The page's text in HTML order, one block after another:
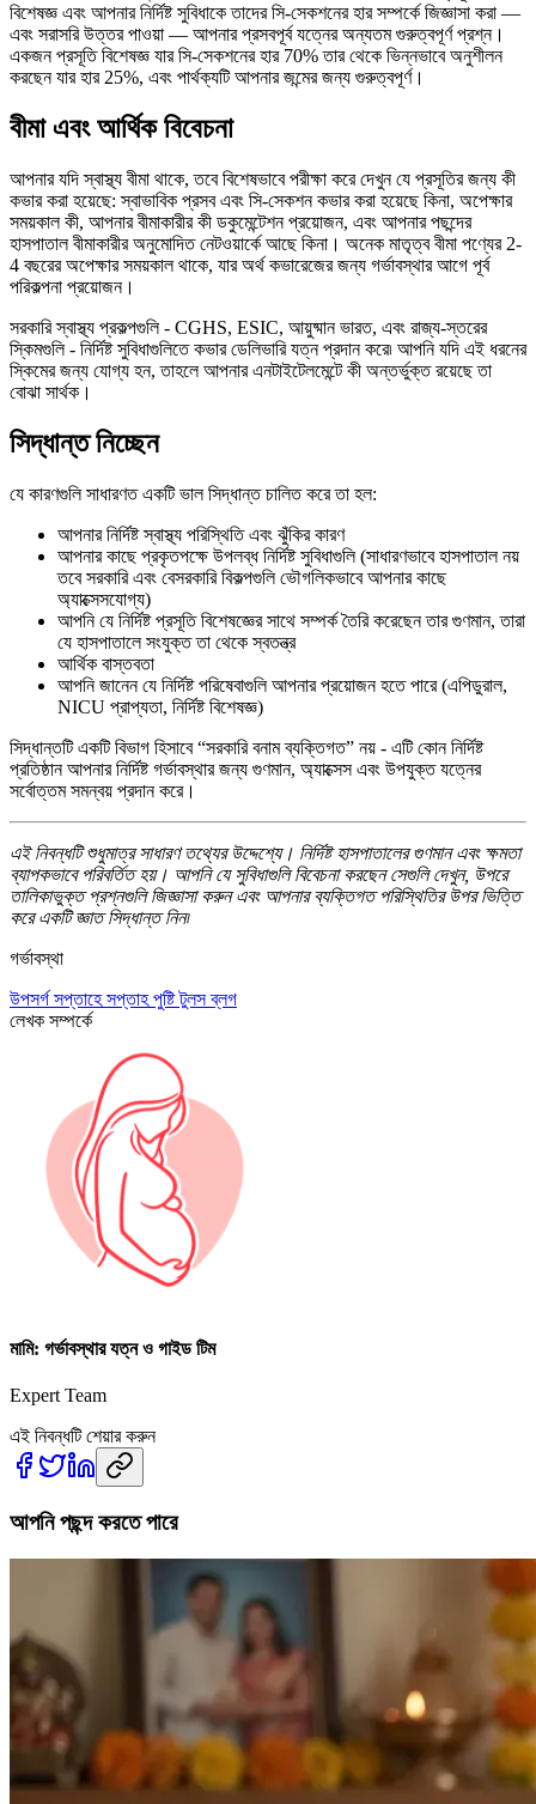
বিশেষজ্ঞ এবং আপনার নির্দিষ্ট সুবিধাকে তাদের সি-সেকশনের হার সম্পর্কে জিজ্ঞাসা করা —
এবং সরাসরি উত্তর পাওয়া — আপনার প্রসবপূর্ব যত্নের অন্যতম গুরুত্বপূর্ণ প্রশ্ন।
একজন প্রসূতি বিশেষজ্ঞ যার সি-সেকশনের হার 70% তার থেকে ভিন্নভাবে অনুশীলন
করছেন যার হার 25%, এবং পার্থক্যটি আপনার জন্মের জন্য গুরুত্বপূর্ণ।
বীমা এবং আর্থিক বিবেচনা
আপনার যদি স্বাস্থ্য বীমা থাকে, তবে বিশেষভাবে পরীক্ষা করে দেখুন যে প্রসূতির জন্য কী
কভার করা হয়েছে: স্বাভাবিক প্রসব এবং সি-সেকশন কভার করা হয়েছে কিনা, অপেক্ষার
সময়কাল কী, আপনার বীমাকারীর কী ডকুমেন্টেশন প্রয়োজন, এবং আপনার পছন্দের
হাসপাতাল বীমাকারীর অনুমোদিত নেটওয়ার্কে আছে কিনা। অনেক মাতৃত্ব বীমা পণ্যের 2-
4 বছরের অপেক্ষার সময়কাল থাকে, যার অর্থ কভারেজের জন্য গর্ভাবস্থার আগে পূর্ব
পরিকল্পনা প্রয়োজন।
সরকারি স্বাস্থ্য প্রকল্পগুলি - CGHS, ESIC, আয়ুষ্মান ভারত, এবং রাজ্য-স্তরের
স্কিমগুলি - নির্দিষ্ট সুবিধাগুলিতে কভার ডেলিভারি যত্ন প্রদান করে৷ আপনি যদি এই ধরনের
স্কিমের জন্য যোগ্য হন, তাহলে আপনার এনটাইটেলমেন্টে কী অন্তর্ভুক্ত রয়েছে তা
বোঝা সার্থক।
সিদ্ধান্ত নিচ্ছেন
যে কারণগুলি সাধারণত একটি ভাল সিদ্ধান্ত চালিত করে তা হল:
আপনার নির্দিষ্ট স্বাস্থ্য পরিস্থিতি এবং ঝুঁকির কারণ
আপনার কাছে প্রকৃতপক্ষে উপলব্ধ নির্দিষ্ট সুবিধাগুলি (সাধারণভাবে হাসপাতাল নয়
তবে সরকারি এবং বেসরকারি বিকল্পগুলি ভৌগলিকভাবে আপনার কাছে
অ্যাক্সেসযোগ্য)
আপনি যে নির্দিষ্ট প্রসূতি বিশেষজ্ঞের সাথে সম্পর্ক তৈরি করেছেন তার গুণমান, তারা
যে হাসপাতালে সংযুক্ত তা থেকে স্বতন্ত্র
আর্থিক বাস্তবতা
আপনি জানেন যে নির্দিষ্ট পরিষেবাগুলি আপনার প্রয়োজন হতে পারে (এপিডুরাল,
NICU প্রাপ্যতা, নির্দিষ্ট বিশেষজ্ঞ)
সিদ্ধান্তটি একটি বিভাগ হিসাবে “সরকারি বনাম ব্যক্তিগত” নয় - এটি কোন নির্দিষ্ট
প্রতিষ্ঠান আপনার নির্দিষ্ট গর্ভাবস্থার জন্য গুণমান, অ্যাক্সেস এবং উপযুক্ত যত্নের
সর্বোত্তম সমন্বয় প্রদান করে।
এই নিবন্ধটি শুধুমাত্র সাধারণ তথ্যের উদ্দেশ্যে। নির্দিষ্ট হাসপাতালের গুণমান এবং ক্ষমতা
ব্যাপকভাবে পরিবর্তিত হয়। আপনি যে সুবিধাগুলি বিবেচনা করছেন সেগুলি দেখুন, উপরে
তালিকাভুক্ত প্রশ্নগুলি জিজ্ঞাসা করুন এবং আপনার ব্যক্তিগত পরিস্থিতির উপর ভিত্তি
করে একটি জ্ঞাত সিদ্ধান্ত নিন৷
গর্ভাবস্থা
উপসর্গ সপ্তাহে সপ্তাহপুষ্টিটুলসব্লগ
লেখক সম্পর্কে
মামি: গর্ভাবস্থার যত্ন ও গাইড টিম
Expert Team
এই নিবন্ধটি শেয়ার করুন
আপনি পছন্দ করতে পারে